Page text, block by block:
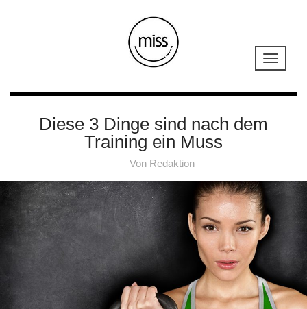
Diese 3 Dinge sind nach dem
Training ein Muss
Von Redaktion